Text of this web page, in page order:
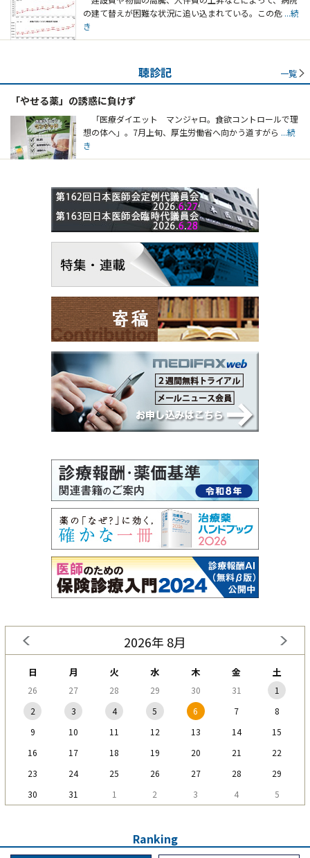
の建て替えが困難な状況に追い込まれている。この危 ...続
き
聴診記 一覧
「やせる薬」の誘惑に負けず
「医療ダイエット マンジャロ。食欲コントロールで理
想の体へ」。7月上旬、厚生労働省へ向かう道すがら ...続
き
2026年 8月
日 月 火 水 木 金 土
26 27 28 29 30 31
1
2
3 4 5 6 7
8
9
10 11 12 13 14
15
16
17 18 19 20 21
22
23
24 25 26 27 28
29
30
31 1 2 3 4 5
Ranking